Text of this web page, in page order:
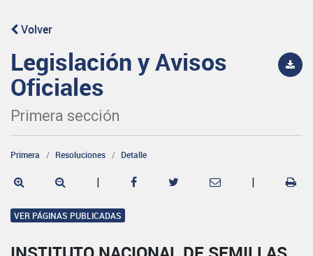
Volver
Legislación y Avisos
Oficiales
Primera sección
Primera Resoluciones Detalle
| |
VER PÁGINAS PUBLICADAS